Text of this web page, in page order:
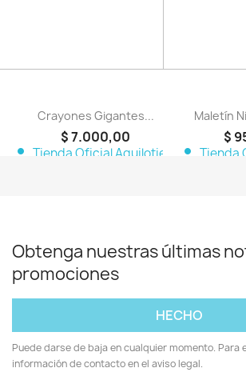
Crayones Gigantes...
$ 7.000,00
person Tienda Oficial Aquilotiene
Maletín
$
person Tienda
Obtenga nuestras últimas
promociones
Puede darse de baja en cualquier momento. Para
información de contacto en el aviso legal.